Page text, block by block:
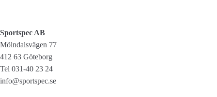
Sportspec AB
Mölndalsvägen 77
412 63 Göteborg
Tel 031-40 23 24
info@sportspec.se